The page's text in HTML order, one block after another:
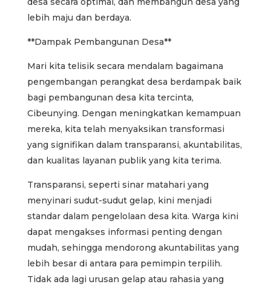
lebih maju dan berdaya.
**Dampak Pembangunan Desa**
Mari kita telisik secara mendalam bagaimana
pengembangan perangkat desa berdampak baik
bagi pembangunan desa kita tercinta,
Cibeunying. Dengan meningkatkan kemampuan
mereka, kita telah menyaksikan transformasi
yang signifikan dalam transparansi, akuntabilitas,
dan kualitas layanan publik yang kita terima.
Transparansi, seperti sinar matahari yang
menyinari sudut-sudut gelap, kini menjadi
standar dalam pengelolaan desa kita. Warga kini
dapat mengakses informasi penting dengan
mudah, sehingga mendorong akuntabilitas yang
lebih besar di antara para pemimpin terpilih.
Tidak ada lagi urusan gelap atau rahasia yang